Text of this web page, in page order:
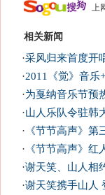
上
相关新闻
·采风归来首度开
·2011《觉》音乐
·为戛纳音乐节预
·山人乐队令驻韩
· 《节节高声》
· 《节节高声》
·谢天笑、山人相
·谢天笑携手山人